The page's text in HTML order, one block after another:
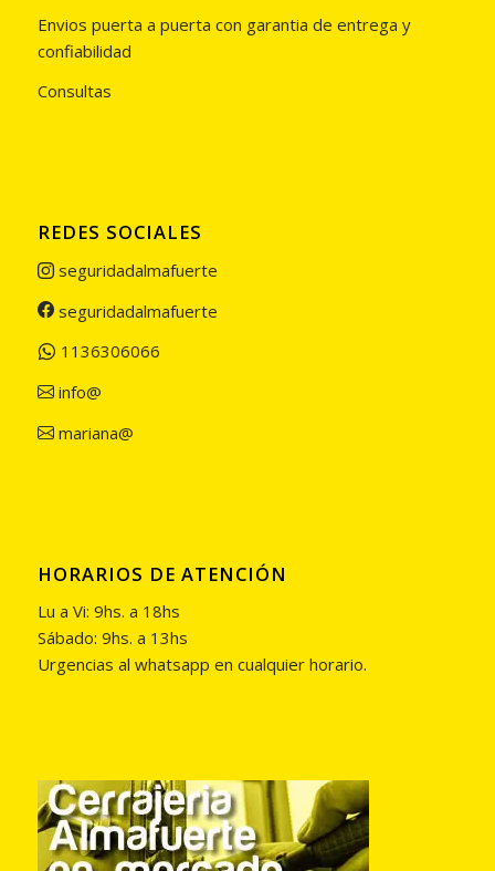
Envios puerta a puerta con garantia de entrega y
confiabilidad
Consultas
REDES SOCIALES
seguridadalmafuerte
seguridadalmafuerte
1136306066
info@
mariana@
HORARIOS DE ATENCIÓN
Lu a Vi: 9hs. a 18hs
Sábado: 9hs. a 13hs
Urgencias al whatsapp en cualquier horario.